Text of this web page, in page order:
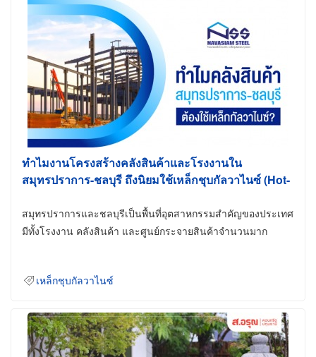
ทำไมงานโครงสร้างคลังสินค้าและโรงงานใน
สมุทรปราการ-ชลบุรี ถึงนิยมใช้เหล็กชุบกัลวาไนซ์ (Hot-
สมุทรปราการและชลบุรีเป็นพื้นที่อุตสาหกรรมสำคัญของประเทศ
มีทั้งโรงงาน คลังสินค้า และศูนย์กระจายสินค้าจำนวนมาก
เหล็กชุบกัลวาไนซ์